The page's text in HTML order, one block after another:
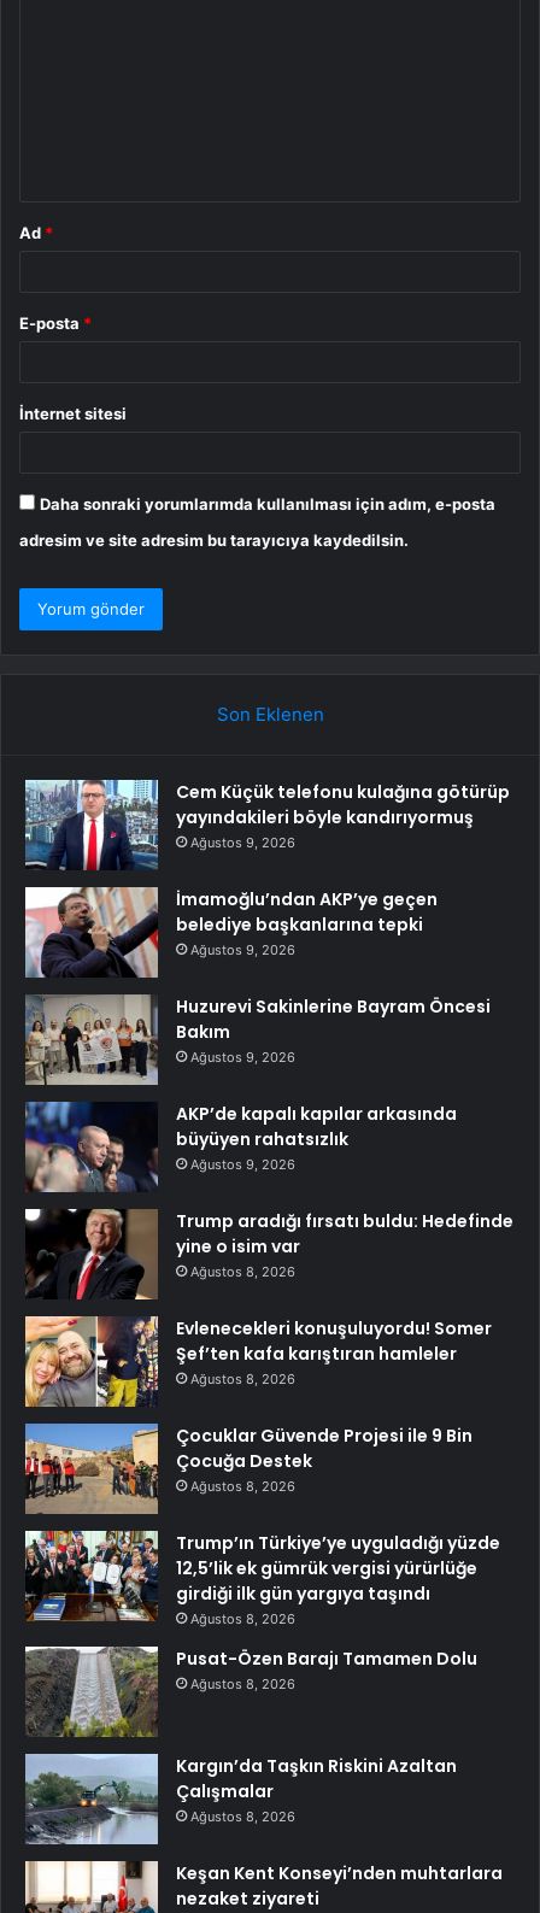
Ad *
E-posta *
İnternet sitesi
Daha sonraki yorumlarımda kullanılması için adım, e-posta
adresim ve site adresim bu tarayıcıya kaydedilsin.
Son Eklenen
Cem Küçük telefonu kulağına götürüp
yayındakileri böyle kandırıyormuş
Ağustos 9, 2026
İmamoğlu’ndan AKP’ye geçen
belediye başkanlarına tepki
Ağustos 9, 2026
Huzurevi Sakinlerine Bayram Öncesi
Bakım
Ağustos 9, 2026
AKP’de kapalı kapılar arkasında
büyüyen rahatsızlık
Ağustos 9, 2026
Trump aradığı fırsatı buldu: Hedefinde
yine o isim var
Ağustos 8, 2026
Evlenecekleri konuşuluyordu! Somer
Şef’ten kafa karıştıran hamleler
Ağustos 8, 2026
Çocuklar Güvende Projesi ile 9 Bin
Çocuğa Destek
Ağustos 8, 2026
Trump’ın Türkiye’ye uyguladığı yüzde
12,5’lik ek gümrük vergisi yürürlüğe
girdiği ilk gün yargıya taşındı
Ağustos 8, 2026
Pusat-Özen Barajı Tamamen Dolu
Ağustos 8, 2026
Kargın’da Taşkın Riskini Azaltan
Çalışmalar
Ağustos 8, 2026
Keşan Kent Konseyi’nden muhtarlara
nezaket ziyareti